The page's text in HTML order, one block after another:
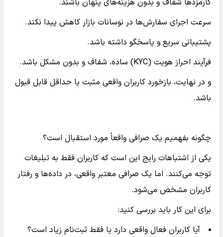
سرعت اجرای سفارش‌ها در نوسانات بازار کاهش پیدا نکند.
پشتیبانی سریع و پاسخگو داشته باشد.
فرآیند احراز هویت (KYC) ساده، شفاف و بدون مشکل باشد.
و در نهایت، بازخورد کاربران واقعی مثبت یا حداقل قابل قبول
باشد.
چگونه بفهمیم یک صرافی واقعاً مورد استقبال است؟
یکی از اشتباهات رایج این است که کاربران فقط به تبلیغات
توجه می‌کنند. اما یک صرافی معتبر واقعی، در داده‌ها و رفتار
کاربران مشخص می‌شود.
برای این کار باید بررسی کنید:
آیا کاربران فعال واقعی دارد یا فقط ثبت‌نام زیاد است؟